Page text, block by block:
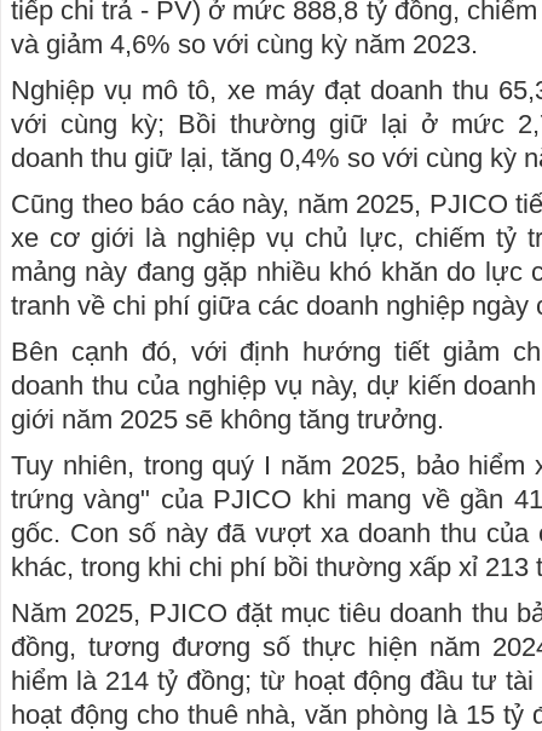
tiếp chi trả - PV) ở mức 888,8 tỷ đồng,
và giảm 4,6% so với cùng kỳ năm 2023.
Nghiệp vụ mô tô, xe máy đạt doanh thu
với cùng kỳ; Bồi thường giữ lại ở mức
doanh thu giữ lại, tăng 0,4% so với cùng kỳ
Cũng theo báo cáo này, năm 2025, PJICO
xe cơ giới là nghiệp vụ chủ lực, chiếm tỷ
mảng này đang gặp nhiều khó khăn do lực
tranh về chi phí giữa các doanh nghiệp ngày
Bên cạnh đó, với định hướng tiết giảm
doanh thu của nghiệp vụ này, dự kiến
giới năm 2025 sẽ không tăng trưởng.
Tuy nhiên, trong quý I năm 2025, bảo
trứng vàng" của PJICO khi mang về gần
gốc. Con số này đã vượt xa doanh thu của
khác, trong khi chi phí bồi thường xấp xỉ 213
Năm 2025, PJICO đặt mục tiêu doanh thu
đồng, tương đương số thực hiện năm
hiểm là 214 tỷ đồng; từ hoạt động đầu tư
hoạt động cho thuê nhà, văn phòng là 15 tỷ